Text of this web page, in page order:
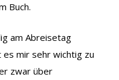
Buch.
am Abreisetag
mir sehr wichtig zu
zwar über